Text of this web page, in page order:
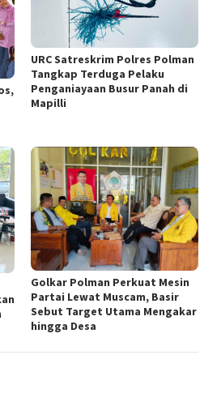
URC Satreskrim Polres Polman
Tangkap Terduga Pelaku
Penganiayaan Busur Panah di
Mapilli
Golkar Polman Perkuat Mesin
Partai Lewat Muscam, Basir
Sebut Target Utama Mengakar
hingga Desa